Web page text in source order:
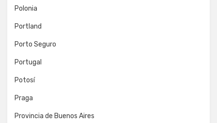
Polonia
Portland
Porto Seguro
Portugal
Potosí
Praga
Provincia de Buenos Aires